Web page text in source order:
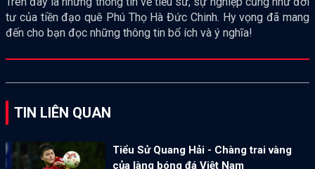
tư của tiền đạo quê Phú Thọ Hà Đức Chinh. Hy vọng đã mang
đến cho bạn đọc những thông tin bổ ích và ý nghĩa!
TIN LIÊN QUAN
Tiểu Sử Quang Hải - Chàng trai vàng
của làng bóng đá Việt Nam